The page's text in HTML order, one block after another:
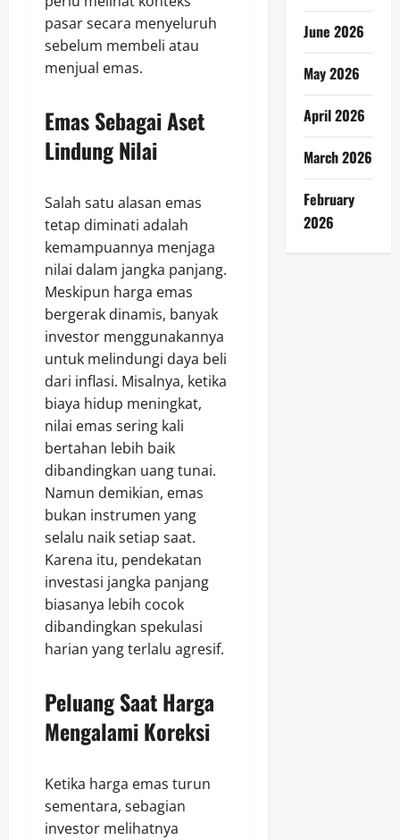
pasar secara menyeluruh
sebelum membeli atau
menjual emas.
Emas Sebagai Aset
Lindung Nilai
Salah satu alasan emas
tetap diminati adalah
kemampuannya menjaga
nilai dalam jangka panjang.
Meskipun harga emas
bergerak dinamis, banyak
investor menggunakannya
untuk melindungi daya beli
dari inflasi. Misalnya, ketika
biaya hidup meningkat,
nilai emas sering kali
bertahan lebih baik
dibandingkan uang tunai.
Namun demikian, emas
bukan instrumen yang
selalu naik setiap saat.
Karena itu, pendekatan
investasi jangka panjang
biasanya lebih cocok
dibandingkan spekulasi
harian yang terlalu agresif.
Peluang Saat Harga
Mengalami Koreksi
Ketika harga emas turun
sementara, sebagian
investor melihatnya
June 2026
May 2026
April 2026
March 2026
February
2026